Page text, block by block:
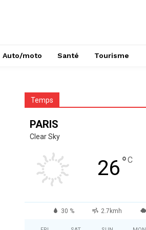
Auto/moto Santé Tourisme
Temps
PARIS
Clear Sky
26°C
30 % 2.7kmh